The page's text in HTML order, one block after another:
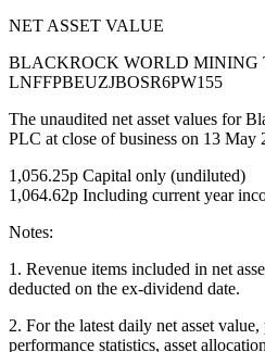
NET ASSET VALUE
BLACKROCK WORLD MINING
LNFFPBEUZJBOSR6PW155
The unaudited net asset values for
PLC at close of business on 13 May
1,056.25p Capital only (undiluted)
1,064.62p Including current year
Notes:
1. Revenue items included in net
deducted on the ex-dividend date.
2. For the latest daily net asset
performance statistics, asset